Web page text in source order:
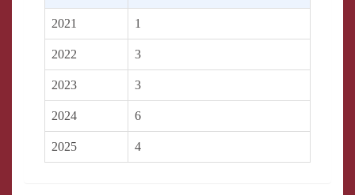
2021 1
2022 3
2023 3
2024 6
2025 4